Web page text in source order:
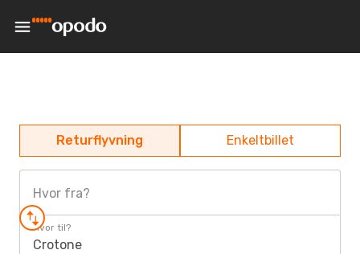
Returflyvning Enkeltbillet
Hvor fra?
Hvor til?
Crotone